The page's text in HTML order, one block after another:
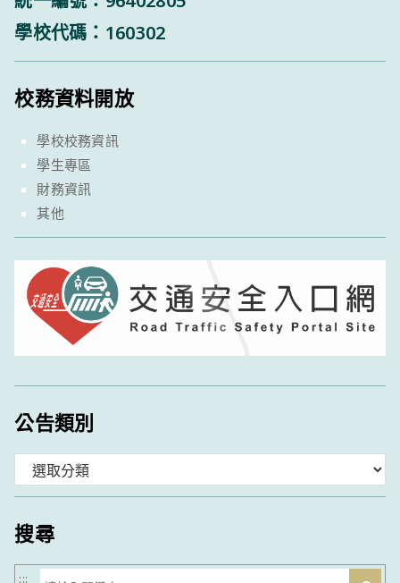
學校代碼：160302
校務資料開放
學校校務資訊
學生專區
財務資訊
其他
公告類別
類
搜尋
:::